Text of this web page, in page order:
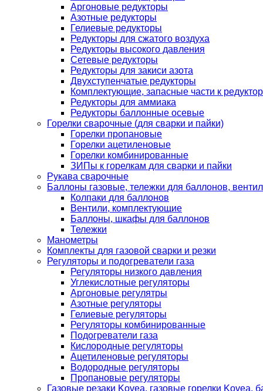
Аргоновые редукторы
Азотные редукторы
Гелиевые редукторы
Редукторы для сжатого воздуха
Редукторы высокого давления
Сетевые редукторы
Редукторы для закиси азота
Двухступенчатые редукторы
Комплектующие, запасные части к
Редукторы для аммиака
Редукторы баллонные осевые
Горелки сварочные (для сварки и пайки)
Горелки пропановые
Горелки ацетиленовые
Горелки комбинированные
ЗИПы к горелкам для сварки и пайки
Рукава сварочные
Баллоны газовые, тележки для баллонов,
Колпаки для баллонов
Вентили, комплектующие
Баллоны, шкафы для баллонов
Тележки
Манометры
Комплекты для газовой сварки и резки
Регуляторы и подогреватели газа
Регуляторы низкого давления
Углекислотные регуляторы
Аргоновые регулятры
Азотные регуляторы
Гелиевые регуляторы
Регуляторы комбинированные
Подогреватели газа
Кислородные регуляторы
Ацетиленовые регуляторы
Водородные регуляторы
Пропановые регуляторы
Газовые резаки Kovea, газовые горелки Kovea,